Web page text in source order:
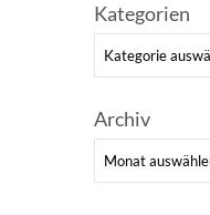
Kategorien
Kategorien
Archiv
Archiv